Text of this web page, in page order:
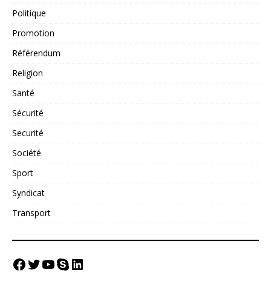
Politique
Promotion
Référendum
Religion
Santé
Sécurité
Securité
Société
Sport
Syndicat
Transport